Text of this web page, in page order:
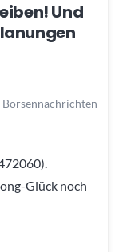
Und
Glück noch